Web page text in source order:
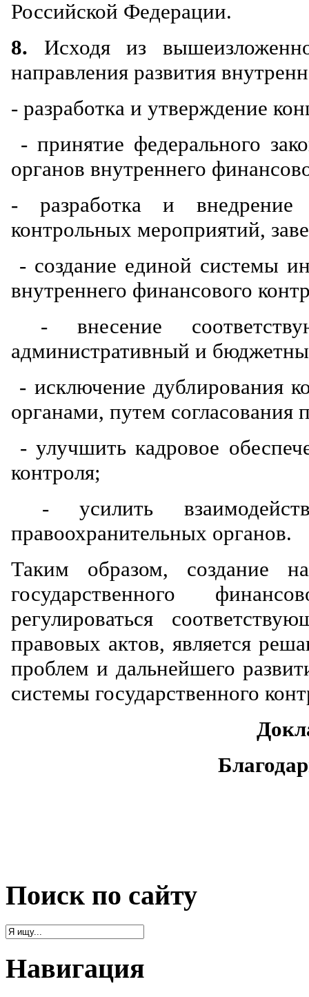
Российской Федерации.
8. Исходя из
направления развития
- разработка и утверждение
- принятие федерального
органов внутреннего
- разработка и внедрение
контрольных мероприятий,
- создание единой системы
внутреннего финансового
- внесение
административный и
- исключение дублирования
органами, путем согласования
- улучшить кадровое
контроля;
- усилить
правоохранительных органов.
Таким образом, создание
государственного
регулироваться
правовых актов, является
проблем и дальнейшего
системы государственного
Поиск по сайту
Навигация